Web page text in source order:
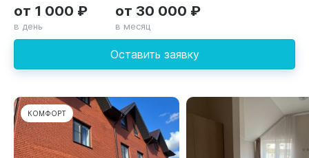
Оставить заявку
от 1 000 ₽
в день
от 30 000 ₽
в месяц
КОМФОРТ